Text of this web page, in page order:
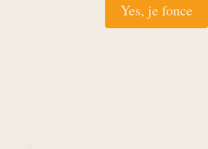
Yes, je fonce